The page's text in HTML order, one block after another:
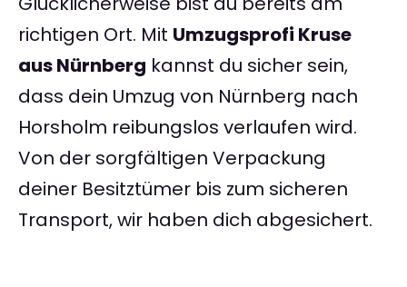
richtigen Ort. Mit Umzugsprofi Kruse
aus Nürnberg kannst du sicher sein,
dass dein Umzug von Nürnberg nach
Horsholm reibungslos verlaufen wird.
Von der sorgfältigen Verpackung
deiner Besitztümer bis zum sicheren
Transport, wir haben dich abgesichert.